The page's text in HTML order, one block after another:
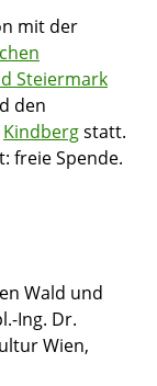
mit der
Steiermark
den
Kindbergstatt.
freie Spende.
Wald und
Ing. Dr.
Wien,